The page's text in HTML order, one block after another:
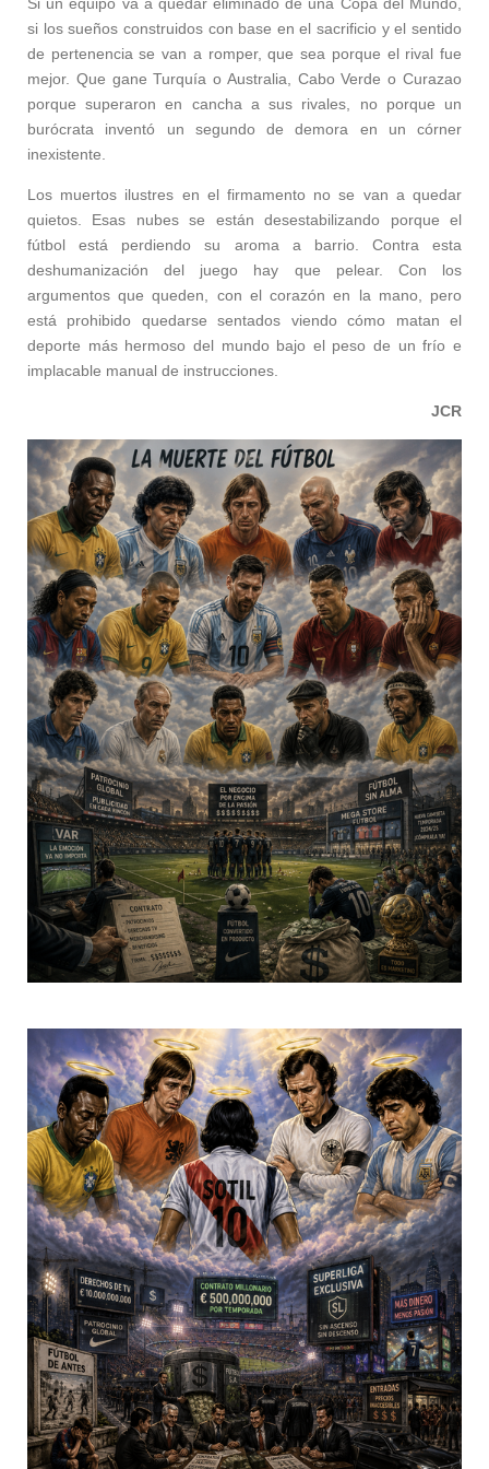
si los sueños construidos con base en el sacrificio y el sentido
de pertenencia se van a romper, que sea porque el rival fue
mejor. Que gane Turquía o Australia, Cabo Verde o Curazao
porque superaron en cancha a sus rivales, no porque un
burócrata inventó un segundo de demora en un córner
inexistente.
Los muertos ilustres en el firmamento no se van a quedar
quietos. Esas nubes se están desestabilizando porque el
fútbol está perdiendo su aroma a barrio. Contra esta
deshumanización del juego hay que pelear. Con los
argumentos que queden, con el corazón en la mano, pero
está prohibido quedarse sentados viendo cómo matan el
deporte más hermoso del mundo bajo el peso de un frío e
implacable manual de instrucciones.
JCR